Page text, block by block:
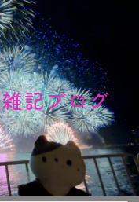
記ブログ